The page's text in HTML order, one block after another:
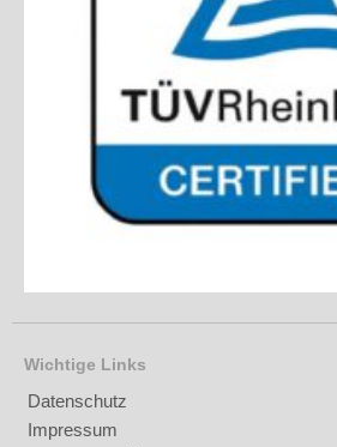
Wichtige Links
Datenschutz
Impressum